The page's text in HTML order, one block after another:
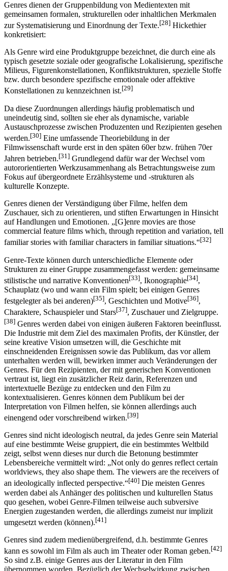
Genres dienen der Gruppenbildung von Medientexten mit
gemeinsamen formalen, strukturellen oder inhaltlichen Merkmalen
zur Systematisierung und Einordnung der Texte.[28] Hickethier
konkretisiert:
Als Genre wird eine Produktgruppe bezeichnet, die durch eine als
typisch gesetzte soziale oder geografische Lokalisierung, spezifische
Milieus, Figurenkonstellationen, Konfliktstrukturen, spezielle Stoffe
bzw. durch besondere spezifische emotionale oder affektive
Konstellationen zu kennzeichnen ist.[29]
Da diese Zuordnungen allerdings häufig problematisch und
uneindeutig sind, sollten sie eher als dynamische, variable
Austauschprozesse zwischen Produzenten und Rezipienten gesehen
werden.[30] Eine umfassende Theoriebildung in der
Filmwissenschaft wurde erst in den späten 60er bzw. frühen 70er
Jahren betrieben.[31] Grundlegend dafür war der Wechsel vom
autororientierten Werkzusammenhang als Betrachtungsweise zum
Fokus auf übergeordnete Erzählsysteme und -strukturen als
kulturelle Konzepte.
Genres dienen der Verständigung über Filme, helfen dem
Zuschauer, sich zu orientieren, und stiften Erwartungen in Hinsicht
auf Handlungen und Emotionen. „[G]enre movies are those
commercial feature films which, through repetition and variation, tell
familiar stories with familiar characters in familiar situations.“[32]
Genre-Texte können durch unterschiedliche Elemente oder
Strukturen zu einer Gruppe zusammengefasst werden: gemeinsame
stilistische und narrative Konventionen[33], Ikonographie[34],
Schauplatz (wo und wann ein Film spielt; bei einigen Genres
festgelegter als bei anderen)[35], Geschichten und Motive[36],
Charaktere, Schauspieler und Stars[37], Zuschauer und Zielgruppe.
[38] Genres werden dabei von einigen äußeren Faktoren beeinflusst.
Die Industrie mit dem Ziel des maximalen Profits, der Künstler, der
seine kreative Vision umsetzen will, die Geschichte mit
einschneidenden Ereignissen sowie das Publikum, das vor allem
unterhalten werden will, bewirken immer auch Veränderungen der
Genres. Für den Rezipienten, der mit generischen Konventionen
vertraut ist, liegt ein zusätzlicher Reiz darin, Referenzen und
intertextuelle Bezüge zu entdecken und den Film zu
kontextualisieren. Genres können dem Publikum bei der
Interpretation von Filmen helfen, sie können allerdings auch
einengend oder vorschreibend wirken.[39]
Genres sind nicht ideologisch neutral, da jedes Genre sein Material
auf eine bestimmte Weise gruppiert, die ein bestimmtes Weltbild
zeigt, selbst wenn dieses nur durch die Betonung bestimmter
Lebensbereiche vermittelt wird: „Not only do genres reflect certain
worldviews, they also shape them. The viewers are the receivers of
an ideologically inflected perspective.“[40] Die meisten Genres
werden dabei als Anhänger des politischen und kulturellen Status
quo gesehen, wobei Genre-Filmen teilweise auch subversive
Energien zugestanden werden, die allerdings zumeist nur implizit
umgesetzt werden (können).[41]
Genres sind zudem medienübergreifend, d.h. bestimmte Genres
kann es sowohl im Film als auch im Theater oder Roman geben.[42]
So sind z.B. einige Genres aus der Literatur in den Film